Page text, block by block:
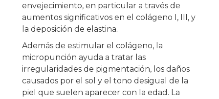
envejecimiento, en particular a través de
aumentos significativos en el colágeno I, III, y
la deposición de elastina.
Además de estimular el colágeno, la
micropunción ayuda a tratar las
irregularidades de pigmentación, los daños
causados por el sol y el tono desigual de la
piel que suelen aparecer con la edad. La